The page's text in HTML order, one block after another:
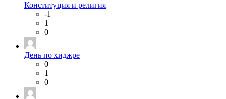
Конституция и религия
-1
1
0
День по хиджре
0
1
0